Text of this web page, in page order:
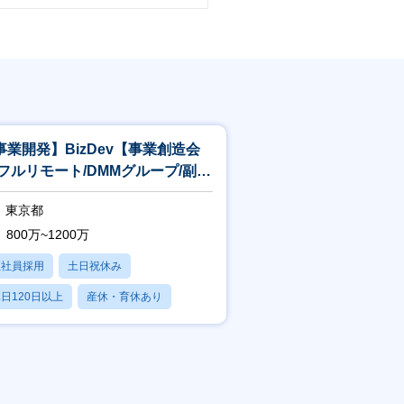
業開発】BizDev【事業創造会
ルリモート/DMMグループ/副業
→１or１→１０】
東京都
800万~1200万
員採用 土日祝休み
120日以上 産休・育休あり
業20時間以内